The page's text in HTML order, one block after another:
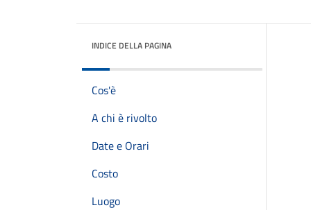
INDICE DELLA PAGINA
Cos'è
A chi è rivolto
Date e Orari
Costo
Luogo